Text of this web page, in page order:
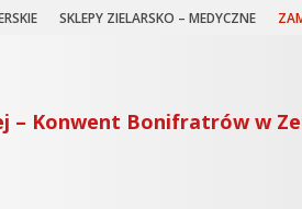
SKLEPY ZIELARSKO – MEDYCZNE
– Konwent Bonifratrów w